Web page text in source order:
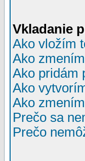
Vkladanie
Ako vložím
Ako
Ako pridám
Ako
Ako
Prečo sa
Prečo